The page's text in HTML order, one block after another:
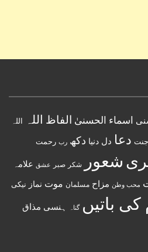
اسماء الحسنیٰ الفاظ اللہ اللہ
جنت دعا دل دنیا دکھ رب رحمت
شعور شکر صبر عشق علامہ
محب وطن مزاح مسلمان موت نماز نیکی
کی باتیں گناہ ہنسی مذاق